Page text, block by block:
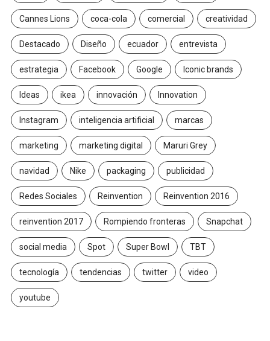
Cannes Lions coca-cola comercial creatividad
Destacado Diseño ecuador entrevista
estrategia Facebook Google Iconic brands
Ideas ikea innovación Innovation
Instagram inteligencia artificial marcas
marketing marketing digital Maruri Grey
navidad Nike packaging publicidad
Redes Sociales Reinvention Reinvention 2016
reinvention 2017 Rompiendo fronteras Snapchat
social media Spot Super Bowl TBT
tecnología tendencias twitter video
youtube